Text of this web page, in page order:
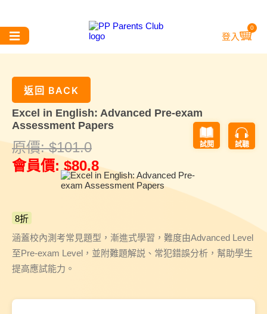
登入
0
Excel in English: Advanced Pre-exam
Assessment Papers
原價:$101.0
會員價: $80.8
試閱 試聽
8折
涵蓋校內測考常見題型，漸進式學習，難度由Advanced Level
至Pre-exam Level，並附難題解説、常犯錯誤分析，幫助學生
提高應試能力。